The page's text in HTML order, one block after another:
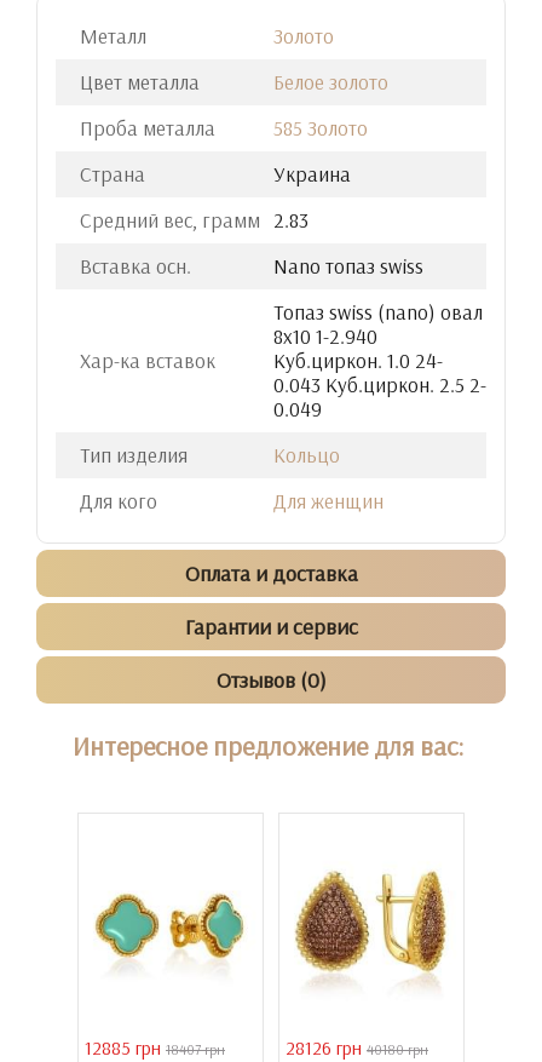
Металл
Золото
Цвет металла
Белое золото
Проба металла
585 Золото
Страна
Украина
Средний вес, грамм
2.83
Вставка осн.
Nano топаз swiss
Хар-ка вставок
Топаз swiss (nano) овал
8х10 1-2.940
Куб.циркон. 1.0 24-
0.043 Куб.циркон. 2.5 2-
0.049
Тип изделия
Кольцо
Для кого
Для женщин
Оплата и доставка
Гарантии и сервис
Отзывов (0)
Интересное предложение для вас:
12885 грн 18407 грн 28126 грн 40180 грн